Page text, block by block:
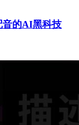
音的AI黑科技